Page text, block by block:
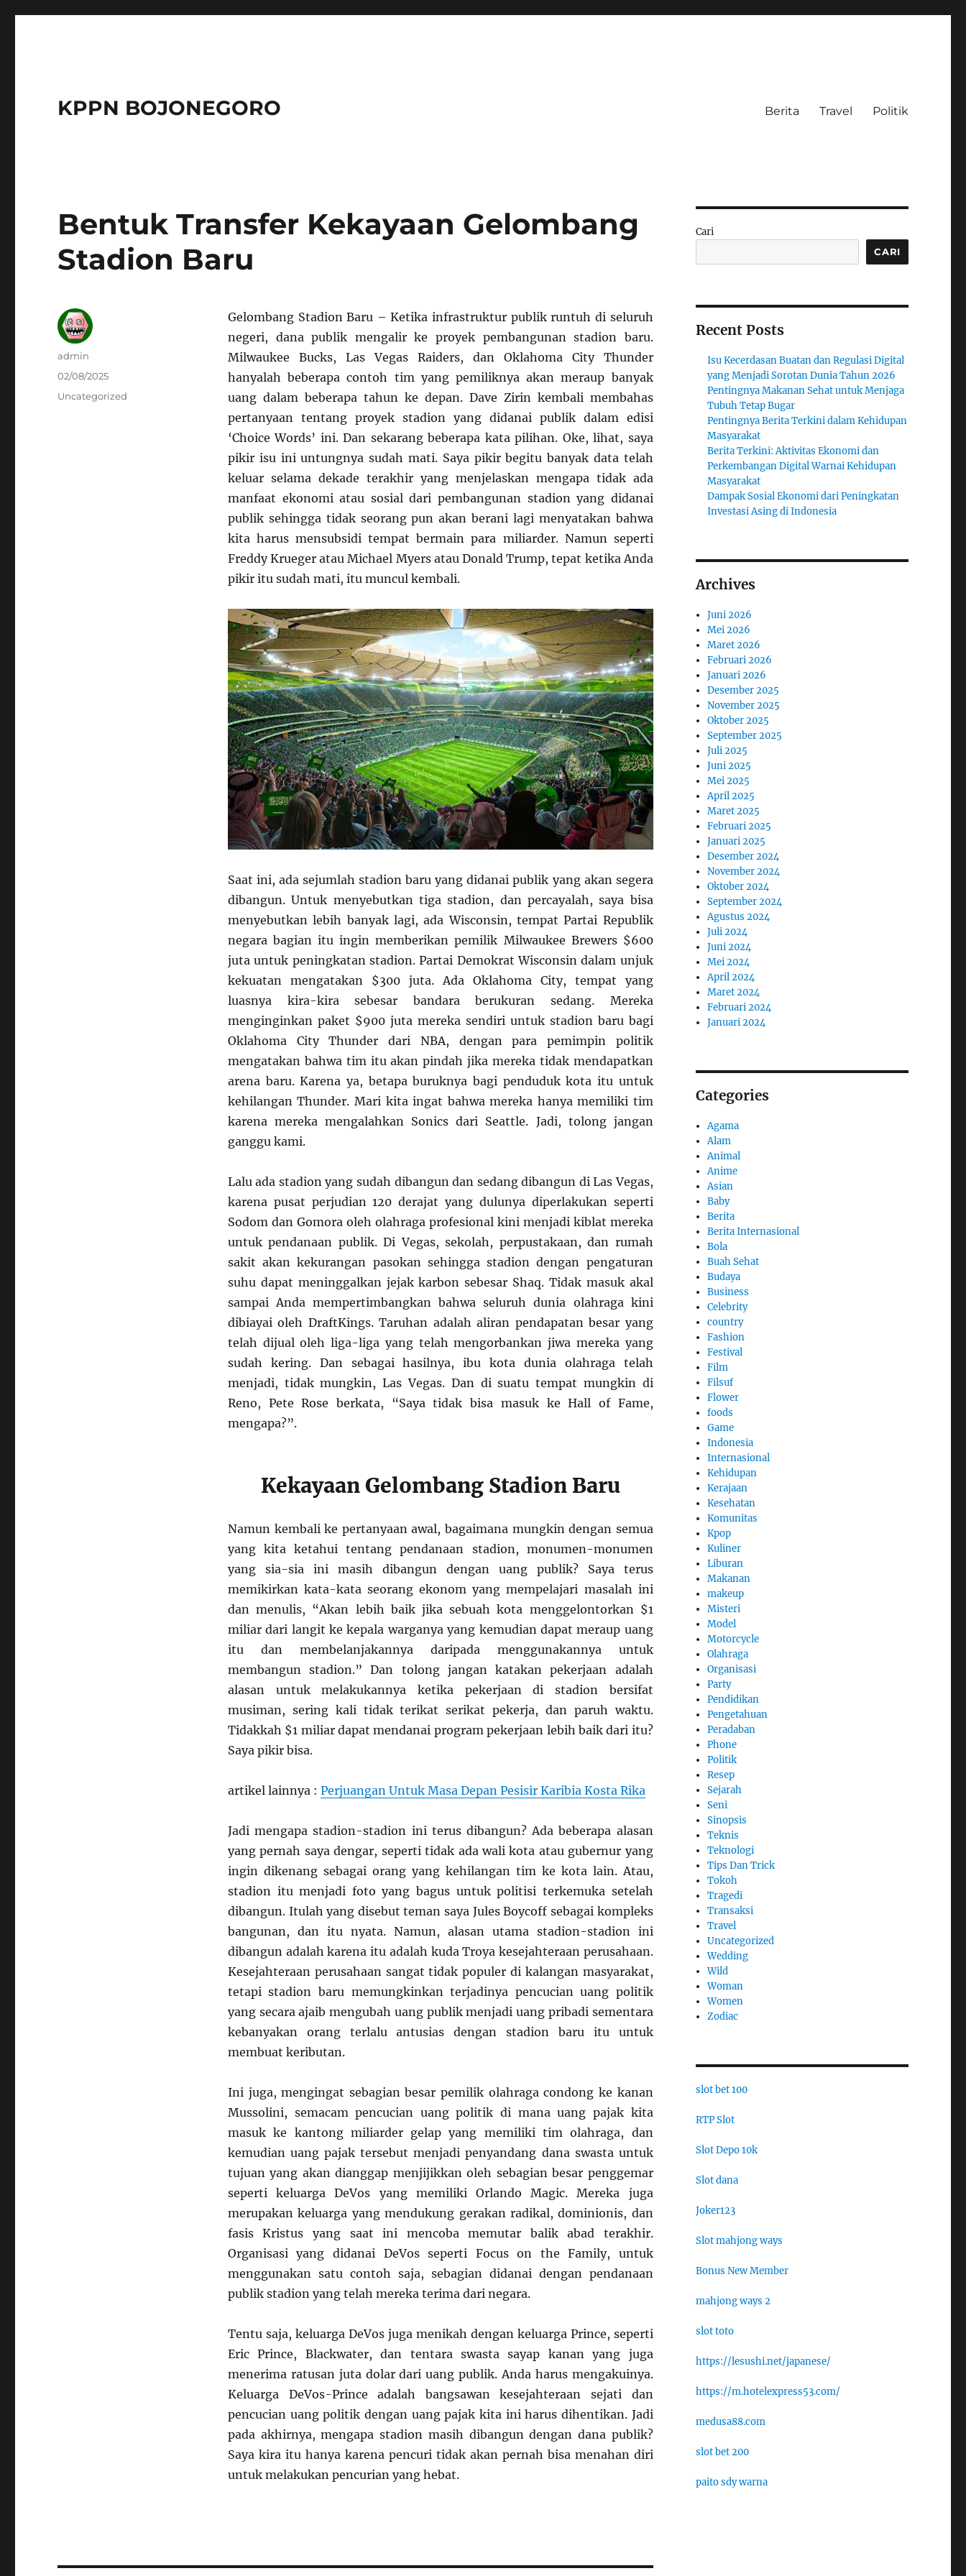
KPPN BOJONEGORO Berita Travel Politik
Bentuk Transfer Kekayaan Gelombang
Stadion Baru
Gelombang Stadion Baru – Ketika infrastruktur publik runtuh di seluruh
negeri, dana publik mengalir ke proyek pembangunan stadion baru.
Milwaukee Bucks, Las Vegas Raiders, dan Oklahoma City Thunder
hanyalah beberapa contoh tim yang pemiliknya akan meraup banyak
uang dalam beberapa tahun ke depan. Dave Zirin kembali membahas
pertanyaan tentang proyek stadion yang didanai publik dalam edisi
‘Choice Words’ ini. Dan sekarang beberapa kata pilihan. Oke, lihat, saya
pikir isu ini untungnya sudah mati. Saya pikir begitu banyak data telah
keluar selama dekade terakhir yang menjelaskan mengapa tidak ada
manfaat ekonomi atau sosial dari pembangunan stadion yang didanai
publik sehingga tidak seorang pun akan berani lagi menyatakan bahwa
kita harus mensubsidi tempat bermain para miliarder. Namun seperti
Freddy Krueger atau Michael Myers atau Donald Trump, tepat ketika Anda
pikir itu sudah mati, itu muncul kembali.
Saat ini, ada sejumlah stadion baru yang didanai publik yang akan segera
dibangun. Untuk menyebutkan tiga stadion, dan percayalah, saya bisa
menyebutkan lebih banyak lagi, ada Wisconsin, tempat Partai Republik
negara bagian itu ingin memberikan pemilik Milwaukee Brewers $600
juta untuk peningkatan stadion. Partai Demokrat Wisconsin dalam unjuk
kekuatan mengatakan $300 juta. Ada Oklahoma City, tempat yang
luasnya kira-kira sebesar bandara berukuran sedang. Mereka
menginginkan paket $900 juta mereka sendiri untuk stadion baru bagi
Oklahoma City Thunder dari NBA, dengan para pemimpin politik
mengatakan bahwa tim itu akan pindah jika mereka tidak mendapatkan
arena baru. Karena ya, betapa buruknya bagi penduduk kota itu untuk
kehilangan Thunder. Mari kita ingat bahwa mereka hanya memiliki tim
karena mereka mengalahkan Sonics dari Seattle. Jadi, tolong jangan
ganggu kami.
Lalu ada stadion yang sudah dibangun dan sedang dibangun di Las Vegas,
karena pusat perjudian 120 derajat yang dulunya diperlakukan seperti
Sodom dan Gomora oleh olahraga profesional kini menjadi kiblat mereka
untuk pendanaan publik. Di Vegas, sekolah, perpustakaan, dan rumah
sakit akan kekurangan pasokan sehingga stadion dengan pengaturan
suhu dapat meninggalkan jejak karbon sebesar Shaq. Tidak masuk akal
sampai Anda mempertimbangkan bahwa seluruh dunia olahraga kini
dibiayai oleh DraftKings. Taruhan adalah aliran pendapatan besar yang
telah dijual oleh liga-liga yang telah mengorbankan jiwa mereka yang
sudah kering. Dan sebagai hasilnya, ibu kota dunia olahraga telah
menjadi, tidak mungkin, Las Vegas. Dan di suatu tempat mungkin di
Reno, Pete Rose berkata, “Saya tidak bisa masuk ke Hall of Fame,
mengapa?”.
Kekayaan Gelombang Stadion Baru
Namun kembali ke pertanyaan awal, bagaimana mungkin dengan semua
yang kita ketahui tentang pendanaan stadion, monumen-monumen
yang sia-sia ini masih dibangun dengan uang publik? Saya terus
memikirkan kata-kata seorang ekonom yang mempelajari masalah ini
dan menulis, “Akan lebih baik jika sebuah kota menggelontorkan $1
miliar dari langit ke kepala warganya yang kemudian dapat meraup uang
itu dan membelanjakannya daripada menggunakannya untuk
membangun stadion.” Dan tolong jangan katakan pekerjaan adalah
alasan untuk melakukannya ketika pekerjaan di stadion bersifat
musiman, sering kali tidak terikat serikat pekerja, dan paruh waktu.
Tidakkah $1 miliar dapat mendanai program pekerjaan lebih baik dari itu?
Saya pikir bisa.
artikel lainnya : Perjuangan Untuk Masa Depan Pesisir Karibia Kosta Rika
Jadi mengapa stadion-stadion ini terus dibangun? Ada beberapa alasan
yang pernah saya dengar, seperti tidak ada wali kota atau gubernur yang
ingin dikenang sebagai orang yang kehilangan tim ke kota lain. Atau,
stadion itu menjadi foto yang bagus untuk politisi terkemuka setelah
dibangun. Itulah yang disebut teman saya Jules Boycoff sebagai kompleks
bangunan, dan itu nyata. Namun, alasan utama stadion-stadion ini
dibangun adalah karena itu adalah kuda Troya kesejahteraan perusahaan.
Kesejahteraan perusahaan sangat tidak populer di kalangan masyarakat,
tetapi stadion baru memungkinkan terjadinya pencucian uang politik
yang secara ajaib mengubah uang publik menjadi uang pribadi sementara
kebanyakan orang terlalu antusias dengan stadion baru itu untuk
membuat keributan.
Ini juga, mengingat sebagian besar pemilik olahraga condong ke kanan
Mussolini, semacam pencucian uang politik di mana uang pajak kita
masuk ke kantong miliarder gelap yang memiliki tim olahraga, dan
kemudian uang pajak tersebut menjadi penyandang dana swasta untuk
tujuan yang akan dianggap menjijikkan oleh sebagian besar penggemar
seperti keluarga DeVos yang memiliki Orlando Magic. Mereka juga
merupakan keluarga yang mendukung gerakan radikal, dominionis, dan
fasis Kristus yang saat ini mencoba memutar balik abad terakhir.
Organisasi yang didanai DeVos seperti Focus on the Family, untuk
menggunakan satu contoh saja, sebagian didanai dengan pendanaan
publik stadion yang telah mereka terima dari negara.
Tentu saja, keluarga DeVos juga menikah dengan keluarga Prince, seperti
Eric Prince, Blackwater, dan tentara swasta sayap kanan yang juga
menerima ratusan juta dolar dari uang publik. Anda harus mengakuinya.
Keluarga DeVos-Prince adalah bangsawan kesejahteraan sejati dan
pencucian uang politik dengan uang pajak kita ini harus dihentikan. Jadi
pada akhirnya, mengapa stadion masih dibangun dengan dana publik?
Saya kira itu hanya karena pencuri tidak akan pernah bisa menahan diri
untuk melakukan pencurian yang hebat.
Author
admin
Posted
02/08/2025
Categories
Uncategorized
Cari
CARI
Recent Posts
Isu Kecerdasan Buatan dan Regulasi Digital
yang Menjadi Sorotan Dunia Tahun 2026
Pentingnya Makanan Sehat untuk Menjaga
Tubuh Tetap Bugar
Pentingnya Berita Terkini dalam Kehidupan
Masyarakat
Berita Terkini: Aktivitas Ekonomi dan
Perkembangan Digital Warnai Kehidupan
Masyarakat
Dampak Sosial Ekonomi dari Peningkatan
Investasi Asing di Indonesia
Archives
Juni 2026
Mei 2026
Maret 2026
Februari 2026
Januari 2026
Desember 2025
November 2025
Oktober 2025
September 2025
Juli 2025
Juni 2025
Mei 2025
April 2025
Maret 2025
Februari 2025
Januari 2025
Desember 2024
November 2024
Oktober 2024
September 2024
Agustus 2024
Juli 2024
Juni 2024
Mei 2024
April 2024
Maret 2024
Februari 2024
Januari 2024
Categories
Agama
Alam
Animal
Anime
Asian
Baby
Berita
Berita Internasional
Bola
Buah Sehat
Budaya
Business
Celebrity
country
Fashion
Festival
Film
Filsuf
Flower
foods
Game
Indonesia
Internasional
Kehidupan
Kerajaan
Kesehatan
Komunitas
Kpop
Kuliner
Liburan
Makanan
makeup
Misteri
Model
Motorcycle
Olahraga
Organisasi
Party
Pendidikan
Pengetahuan
Peradaban
Phone
Politik
Resep
Sejarah
Seni
Sinopsis
Teknis
Teknologi
Tips Dan Trick
Tokoh
Tragedi
Transaksi
Travel
Uncategorized
Wedding
Wild
Woman
Women
Zodiac
slot bet 100
RTP Slot
Slot Depo 10k
Slot dana
Joker123
Slot mahjong ways
Bonus New Member
mahjong ways 2
slot toto
https://lesushi.net/japanese/
https://m.hotelexpress53.com/
medusa88.com
slot bet 200
paito sdy warna